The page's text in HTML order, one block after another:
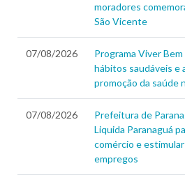
moradores
São Vicente
07/08/2026
Programa Viver
hábitos saudáveis e
promoção da saúde
07/08/2026
Prefeitura de
Liquida Paranaguá
comércio e
empregos